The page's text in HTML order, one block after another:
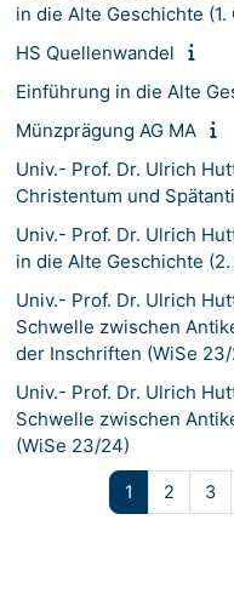
in die Alte Geschichte
HS Quellenwandel
Einführung in die Alte
Münzprägung AG MA
Univ.- Prof. Dr. Ulrich
Christentum und
Univ.- Prof. Dr. Ulrich
in die Alte Geschichte
Univ.- Prof. Dr. Ulrich
Schwelle zwischen
der Inschriften (WiSe
Univ.- Prof. Dr. Ulrich
Schwelle zwischen
(WiSe 23/24)
1 Seite 1
2Seite 2
3